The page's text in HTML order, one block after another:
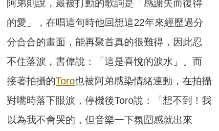
阿弟則說，最被打動的歌詞是「感謝失而復得
的愛」，在唱這句時他回想這22年來經歷過分
分合合的畫面，能再聚首真的很難得，因此忍
不住落淚，書偉說：「這是喜悅的淚水」。而
接著拍攝的Toro也被阿弟感染情緒連動，在拍攝
對嘴時落下眼淚，停機後Toro說：「想不到！我
以為我不會哭的，但音樂一下氛圍感就出來